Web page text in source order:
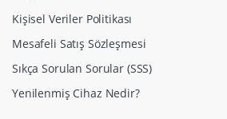
Kişisel Veriler Politikası
Mesafeli Satış Sözleşmesi
Sıkça Sorulan Sorular (SSS)
Yenilenmiş Cihaz Nedir?